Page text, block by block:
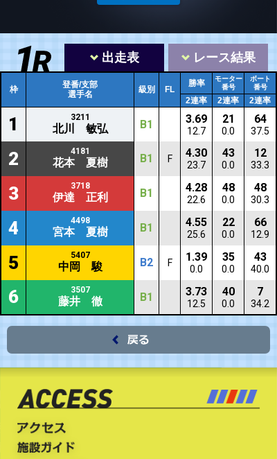
出走表 レース結果
枠
登番/支部
選手名
級別 FL
勝率
モーター
番号
ボート
番号
2連率 2連率 2連率
1 3211
北川 敏弘 B1 3.69
12.7
21
0.0
64
37.5
2 4181
花本 夏樹 B1 F 4.30
23.7
43
0.0
12
33.3
3 3718
伊達 正利 B1 4.28
22.6
48
0.0
48
30.3
4 4498
宮本 夏樹 B1 4.55
25.6
22
0.0
66
12.9
5 5407
中岡 駿 B2 F 1.39
0.0
35
0.0
43
40.0
6 3507
藤井 徹 B1 3.73
12.5
40
0.0
7
34.2